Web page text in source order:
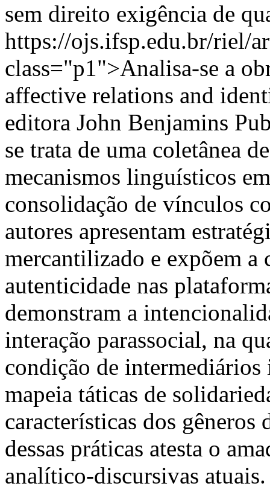
sem direito exigência de
https://ojs.ifsp.edu.br/riel/
class="p1">Analisa-se a
affective relations and
editora John Benjamins
se trata de uma coletânea
mecanismos linguísticos
consolidação de vínculos
autores apresentam
mercantilizado e expõem a
autenticidade nas
demonstram a
interação parassocial, na
condição de
mapeia táticas de
características dos
dessas práticas atesta o
analítico-discursivas